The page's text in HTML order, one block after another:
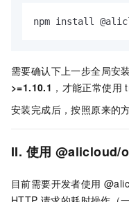
npm install
需要确认下上一步全局安
>=1.10.1 ，才能正常使用
安装完成后，按照原来的
II. 使用 @alicloud/
目前需要开发者使用